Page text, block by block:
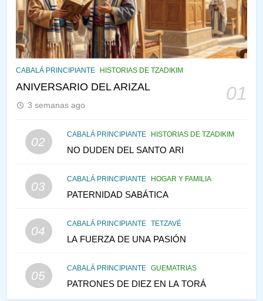
CABALÁ PRINCIPIANTE HISTORIAS DE TZADIKIM
ANIVERSARIO DEL ARIZAL 01
3 semanas ago
02
CABALÁ PRINCIPIANTE HISTORIAS DE TZADIKIM
NO DUDEN DEL SANTO ARI
03
CABALÁ PRINCIPIANTE HOGAR Y FAMILIA
PATERNIDAD SABÁTICA
04
CABALÁ PRINCIPIANTE TETZAVÉ
LA FUERZA DE UNA PASIÓN
05
CABALÁ PRINCIPIANTE GUEMATRIAS
PATRONES DE DIEZ EN LA TORÁ
VE LO QUE VA A NACER
PENSAMIENTO JUDÍO PIRKEI AVOT
145
CABALÁ Y JASIDUT: EL
CONSEJO DE LOS PADRES
146
TEMPLO Y LA ALEGRÍA EN
VEAMOS ¿POR QUÉ
IEHOSHÚA? Y LA QUEJA DE
1